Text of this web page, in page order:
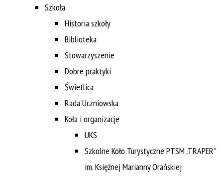
Szkoła
Historia szkoły
Biblioteka
Stowarzyszenie
Dobre praktyki
Świetlica
Rada Uczniowska
Koła i organizacje
UKS
Szkolne Koło Turystyczne PTSM „TRAPER”
im. Księżnej Marianny Orańskiej